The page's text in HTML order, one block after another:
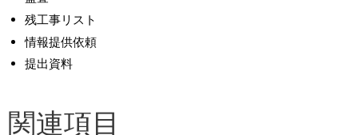
残工事リスト
情報提供依頼
提出資料
関連項目